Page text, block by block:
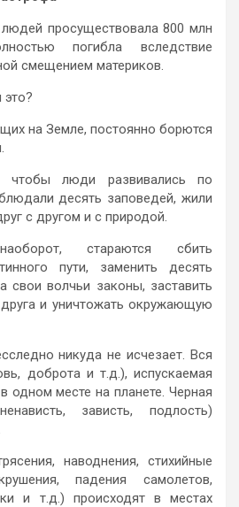
людей просуществовала 800 млн
погибла вследствие
смещением материков.
это?
на Земле, постоянно борются
чтобы люди развивались по
десять заповедей, жили
с другом и с природой.
стараются сбить
пути, заменить десять
свои волчьи законы, заставить
и уничтожать окружающую
никуда не исчезает. Вся
доброта и т.д.), испускаемая
одном месте на планете. Черная
зависть, подлость)
наводнения, стихийные
падения самолетов,
и т.д.) происходят в местах